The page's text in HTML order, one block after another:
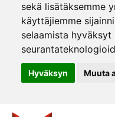
sekä lisätäksemme
käyttäjiemme
selaamista
Hyväksyn Muuta